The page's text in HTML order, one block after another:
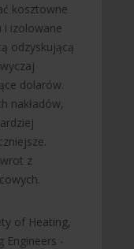
kosztowne
i izolowane
odzyskującą
dolarów.
nakładów,
z
of Heating,
Engineers -